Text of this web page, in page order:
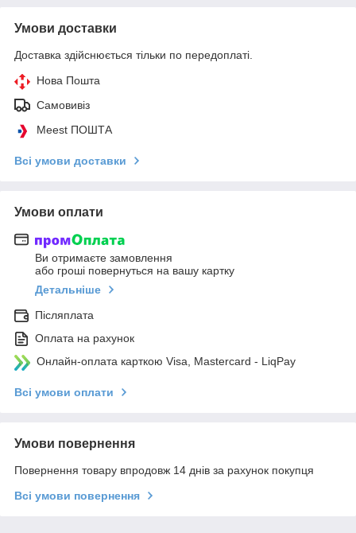
Умови доставки
Доставка здійснюється тільки по передоплаті.
Нова Пошта
Самовивіз
Meest ПОШТА
Всі умови доставки
Умови оплати
Ви отримаєте замовлення
або гроші повернуться на вашу картку
Детальніше
Післяплата
Оплата на рахунок
Онлайн-оплата карткою Visa, Mastercard - LiqPay
Всі умови оплати
Умови повернення
Повернення товару впродовж 14 днів за рахунок покупця
Всі умови повернення